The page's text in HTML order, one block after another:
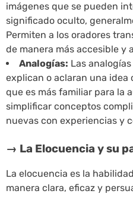
imágenes que se pueden
significado oculto,
Permiten a los oradores
de manera más accesible y
Analogías: Las
explican o aclaran una idea
que es más familiar para la
simplificar conceptos
nuevas con experiencias y
→ La Elocuencia y su
La elocuencia es la
manera clara, eficaz y